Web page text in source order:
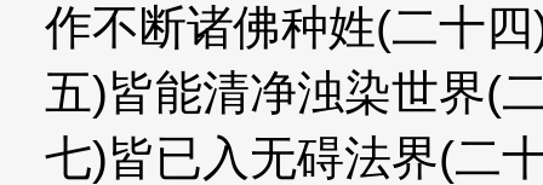
作不断诸佛种姓(二十
五)皆能清净浊染世界(
七)皆已入无碍法界(二